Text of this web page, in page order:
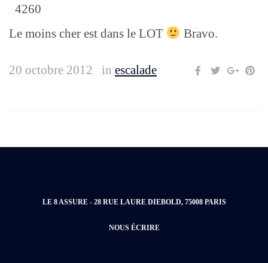
4260
Le moins cher est dans le LOT Bravo.
20 octobre 2012 in escalade
LE 8 ASSURE - 28 RUE LAURE DIEBOLD, 75008 PARIS
NOUS ÉCRIRE